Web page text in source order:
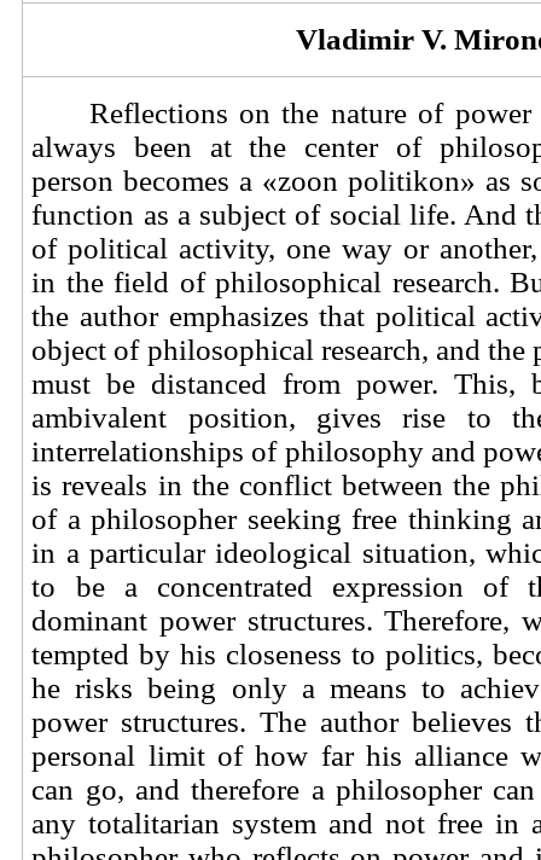
Vladimir V.
Reflections on the nature of
always been at the center of
person becomes a «zoon politikon» as
function as a subject of social life. And
of political activity, one way or
in the field of philosophical research.
the author emphasizes that political
object of philosophical research, and
must be distanced from power. This,
ambivalent position, gives rise to
interrelationships of philosophy and
is reveals in the conflict between the
of a philosopher seeking free thinking
in a particular ideological situation,
to be a concentrated expression of
dominant power structures. Therefore,
tempted by his closeness to politics,
he risks being only a means to
power structures. The author believes
personal limit of how far his alliance
can go, and therefore a philosopher
any totalitarian system and not free in